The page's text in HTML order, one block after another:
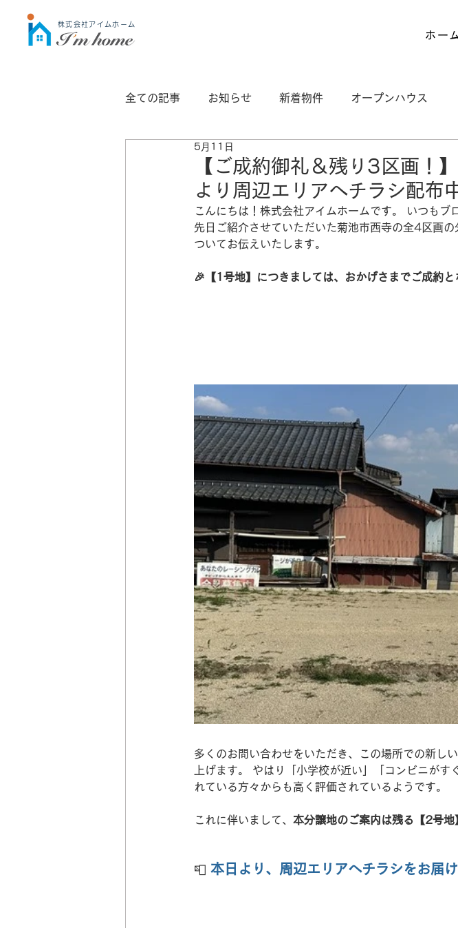
株式会社アイムホーム
ホーム
全ての記事 お知らせ 新着物件 オープンハウス
casa
【ご成約御礼＆残り3区画！
より周辺エリアへチラシ配布
5月11日
こんにちは！株式会社アイムホームです。 いつもブ
先日ご紹介させていただいた菊池市西寺の全4区画
ついてお伝えいたします。
🎉【1号地】につきましては、おかげさまでご成約と
多くのお問い合わせをいただき、この場所での新し
上げます。 やはり「小学校が近い」「コンビニが
れている方々からも高く評価されているようです。
これに伴いまして、 本分譲地のご案内は残る【2号
📮 本日より、周辺エリアへチラシをお届